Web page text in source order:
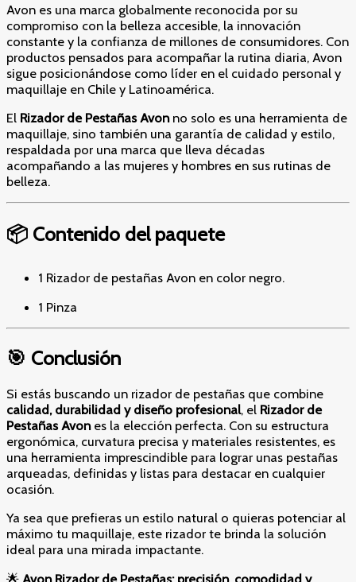
Avon es una marca globalmente reconocida por su
compromiso con la belleza accesible, la innovación
constante y la confianza de millones de consumidores. Con
productos pensados para acompañar la rutina diaria, Avon
sigue posicionándose como líder en el cuidado personal y
maquillaje en Chile y Latinoamérica.
El Rizador de Pestañas Avonno solo es una herramienta de
maquillaje, sino también una garantía de calidad y estilo,
respaldada por una marca que lleva décadas
acompañando a las mujeres y hombres en sus rutinas de
belleza.
📦 Contenido del paquete
1 Rizador de pestañas Avon en color negro.
1 Pinza
🎯 Conclusión
Si estás buscando un rizador de pestañas que combine
calidad, durabilidad y diseño profesional, el Rizador de
Pestañas Avones la elección perfecta. Con su estructura
ergonómica, curvatura precisa y materiales resistentes, es
una herramienta imprescindible para lograr unas pestañas
arqueadas, definidas y listas para destacar en cualquier
ocasión.
Ya sea que prefieras un estilo natural o quieras potenciar al
máximo tu maquillaje, este rizador te brinda la solución
ideal para una mirada impactante.
🌟 Avon Rizador de Pestañas: precisión, comodidad y